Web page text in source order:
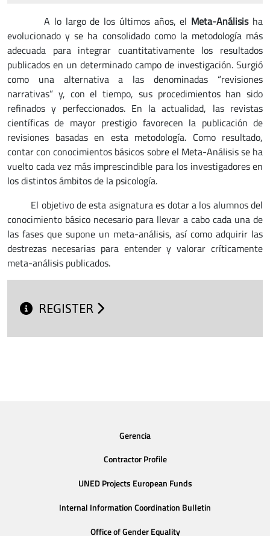
A lo largo de los últimos años, el Meta-Análisisha
evolucionado y se ha consolidado como la metodología más
adecuada para integrar cuantitativamente los resultados
publicados en un determinado campo de investigación. Surgió
como una alternativa a las denominadas “revisiones
narrativas” y, con el tiempo, sus procedimientos han sido
refinados y perfeccionados. En la actualidad, las revistas
científicas de mayor prestigio favorecen la publicación de
revisiones basadas en esta metodología. Como resultado,
contar con conocimientos básicos sobre el Meta-Análisis se ha
vuelto cada vez más imprescindible para los investigadores en
los distintos ámbitos de la psicología.
El objetivo de esta asignatura es dotar a los alumnos del
conocimiento básico necesario para llevar a cabo cada una de
las fases que supone un meta-análisis, así como adquirir las
destrezas necesarias para entender y valorar críticamente
meta-análisis publicados.
REGISTER
Gerencia
Contractor Profile
UNED Projects European Funds
Internal Information Coordination Bulletin
Office of Gender Equality